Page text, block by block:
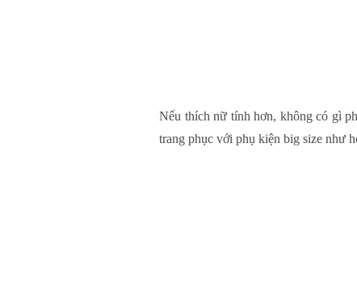
Nếu thích nữ tính hơn, không có gì
trang phục với phụ kiện big size như